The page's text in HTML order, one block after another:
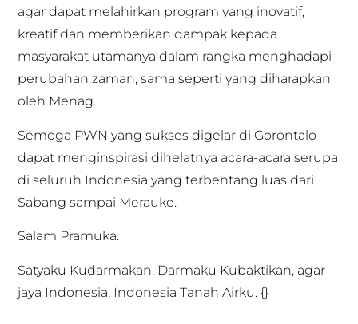
agar dapat melahirkan program yang inovatif,
kreatif dan memberikan dampak kepada
masyarakat utamanya dalam rangka menghadapi
perubahan zaman, sama seperti yang diharapkan
oleh Menag.
Semoga PWN yang sukses digelar di Gorontalo
dapat menginspirasi dihelatnya acara-acara serupa
di seluruh Indonesia yang terbentang luas dari
Sabang sampai Merauke.
Salam Pramuka.
Satyaku Kudarmakan, Darmaku Kubaktikan, agar
jaya Indonesia, Indonesia Tanah Airku. {}